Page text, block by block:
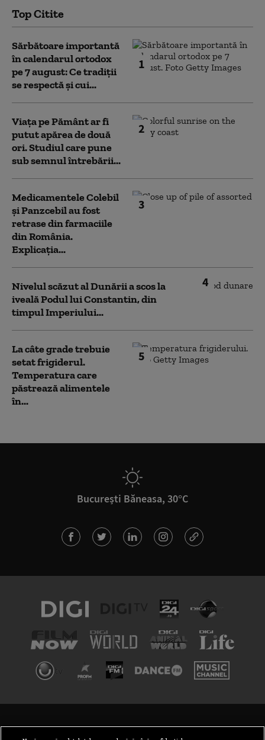
Top Citite
1
Sărbătoare importantă
în calendarul ortodox
pe 7 august: Ce tradiții
se respectă și cui...
2
Viața pe Pământ ar fi
putut apărea de două
ori. Studiul care pune
sub semnul întrebării...
3
Medicamentele Colebil
și Panzcebil au fost
retrase din farmaciile
din România.
Explicația...
4
Nivelul scăzut al Dunării a scos la
iveală Podul lui Constantin, din
timpul Imperiului...
5
La câte grade trebuie
setat frigiderul.
Temperatura care
păstrează alimentele
în...
București Băneasa, 30°C